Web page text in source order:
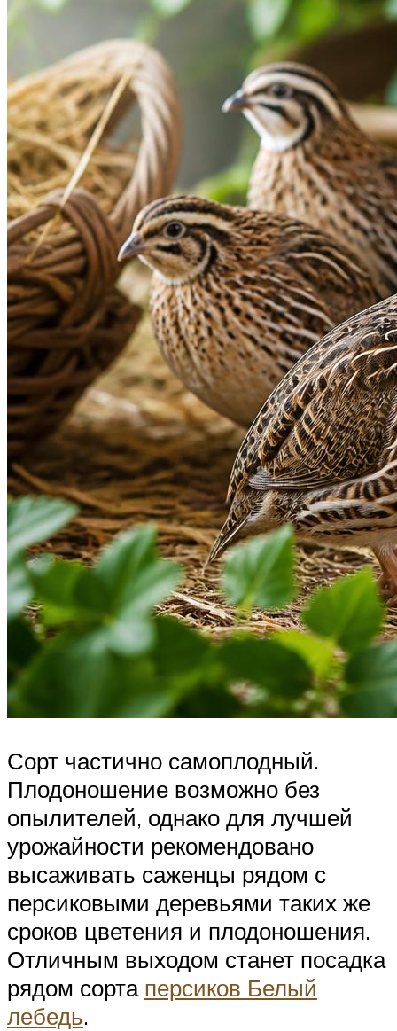
Сорт частично самоплодный.
Плодоношение возможно без
опылителей, однако для лучшей
урожайности рекомендовано
высаживать саженцы рядом с
персиковыми деревьями таких же
сроков цветения и плодоношения.
Отличным выходом станет посадка
рядом сорта персиков Белый
лебедь.